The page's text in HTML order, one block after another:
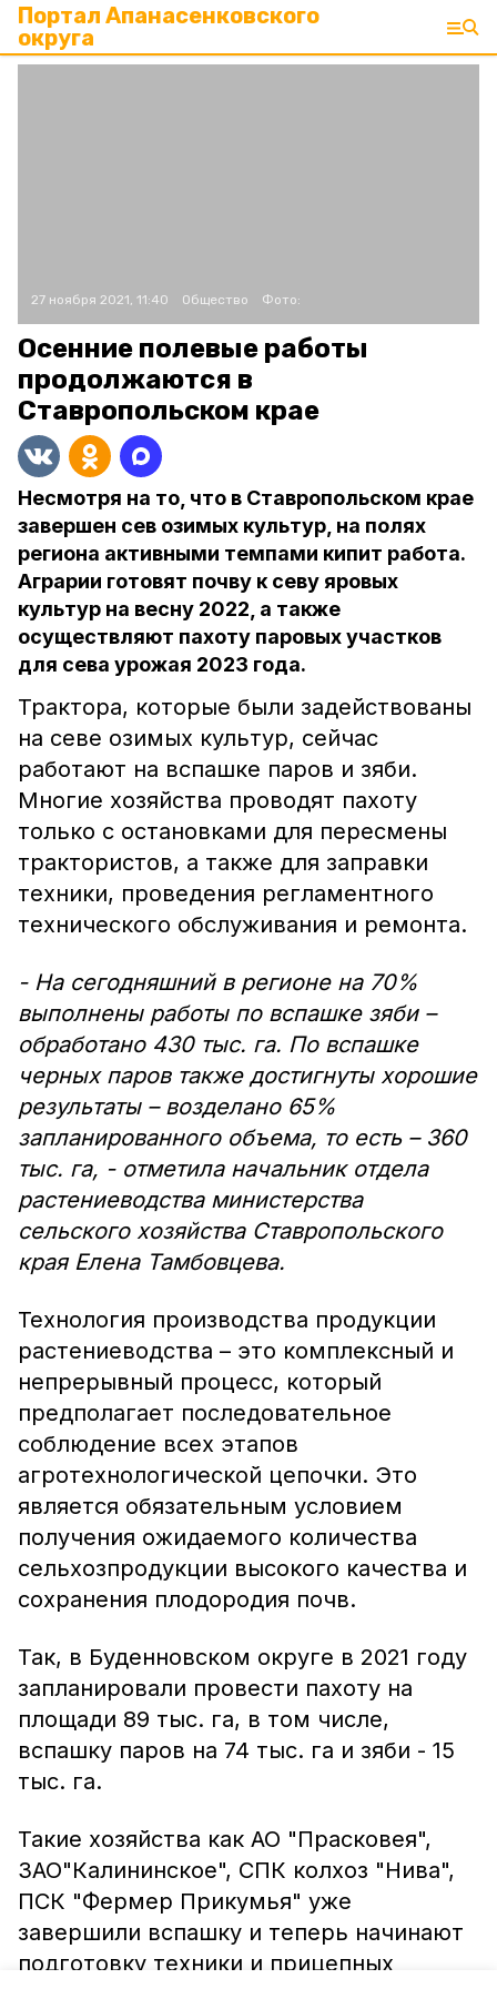
Портал Апанасенковского
округа
27 ноября 2021, 11:40 Общество Фото:
Осенние полевые работы
продолжаются в
Ставропольском крае
Несмотря на то, что в Ставропольском крае
завершен сев озимых культур, на полях
региона активными темпами кипит работа.
Аграрии готовят почву к севу яровых
культур на весну 2022, а также
осуществляют пахоту паровых участков
для сева урожая 2023 года.
Трактора, которые были задействованы
на севе озимых культур, сейчас
работают на вспашке паров и зяби.
Многие хозяйства проводят пахоту
только с остановками для пересмены
трактористов, а также для заправки
техники, проведения регламентного
технического обслуживания и ремонта.
- На сегодняшний в регионе на 70%
выполнены работы по вспашке зяби –
обработано 430 тыс. га. По вспашке
черных паров также достигнуты хорошие
результаты – возделано 65%
запланированного объема, то есть – 360
тыс. га, - отметила начальник отдела
растениеводства министерства
сельского хозяйства Ставропольского
края Елена Тамбовцева.
Технология производства продукции
растениеводства – это комплексный и
непрерывный процесс, который
предполагает последовательное
соблюдение всех этапов
агротехнологической цепочки. Это
является обязательным условием
получения ожидаемого количества
сельхозпродукции высокого качества и
сохранения плодородия почв.
Так, в Буденновском округе в 2021 году
запланировали провести пахоту на
площади 89 тыс. га, в том числе,
вспашку паров на 74 тыс. га и зяби - 15
тыс. га.
Такие хозяйства как АО "Прасковея",
ЗАО"Калининское", СПК колхоз "Нива",
ПСК "Фермер Прикумья" уже
завершили вспашку и теперь начинают
подготовку техники и прицепных